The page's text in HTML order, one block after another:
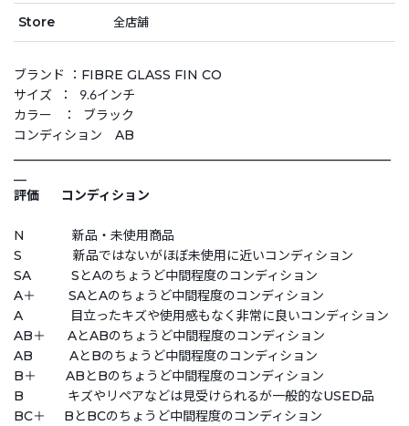
Store 全店舗
ブランド ：FIBRE GLASS FIN CO
サイズ ： 9.6インチ
カラー ： ブラック
コンディション AB
評価 コンディション
N 新品・未使用商品
S 新品ではないがほぼ未使用に近いコンディション
SA SとAのちょうど中間程度のコンディション
A＋ SAとAのちょうど中間程度のコンディション
A 目立ったキズや使用感もなく非常に良いコンディション
AB＋ AとABのちょうど中間程度のコンディション
AB AとBのちょうど中間程度のコンディション
B＋ ABとBのちょうど中間程度のコンディション
B キズやリペアなどは見受けられるが一般的なUSED品
BC＋ BとBCのちょうど中間程度のコンディション